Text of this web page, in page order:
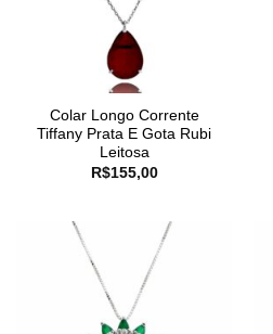
Colar Longo Corrente
Tiffany Prata E Gota Rubi
Leitosa
R$155,00